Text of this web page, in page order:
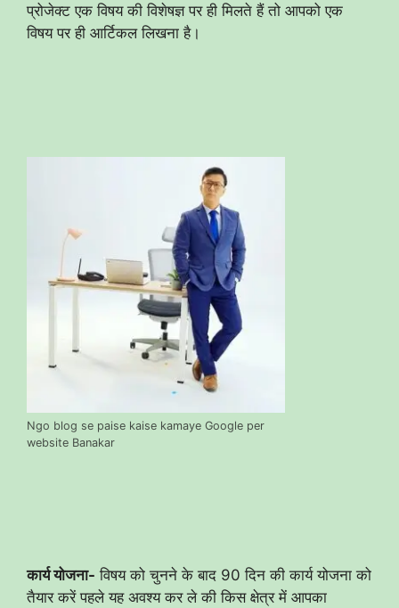
प्रोजेक्ट एक विषय की विशेषज्ञ पर ही मिलते हैं तो आपको एक
विषय पर ही आर्टिकल लिखना है।
Ngo blog se paise kaise kamaye Google per
website Banakar
कार्य योजना- विषय को चुनने के बाद 90 दिन की कार्य योजना को
तैयार करें पहले यह अवश्य कर ले की किस क्षेत्र में आपका